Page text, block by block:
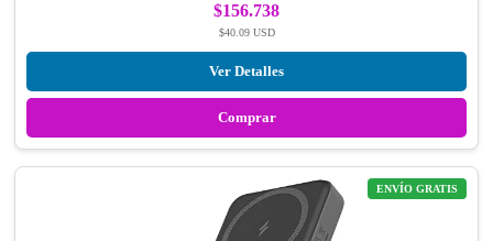
$156.738
$40.09 USD
Ver Detalles
Comprar
ENVÍO GRATIS